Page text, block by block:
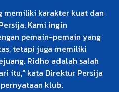
memiliki karakter kuat dan
Kami ingin
pemain-pemain yang
tetapi juga memiliki
Ridho adalah salah
itu," kata Direktur Persija
klub.